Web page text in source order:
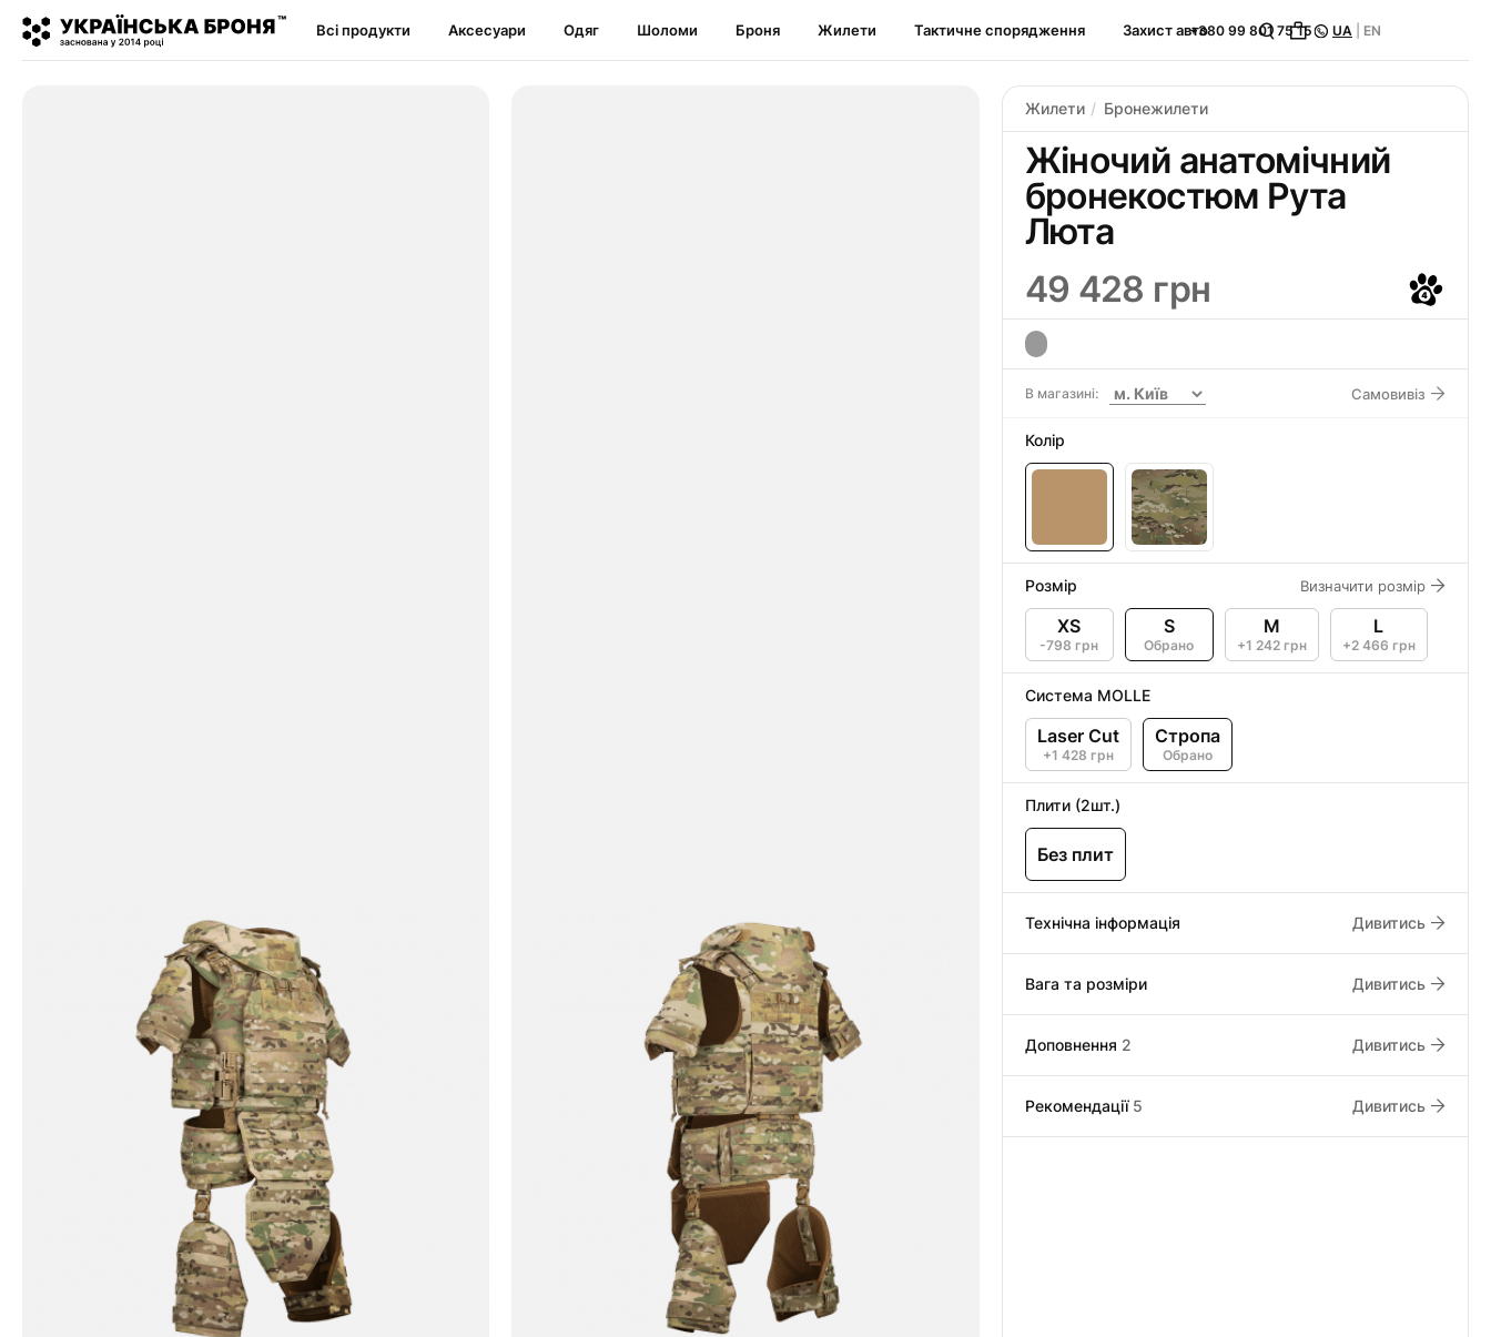
+380 99 801 75 15 UA EN
Всі продукти Аксесуари Одяг Шоломи Броня Жилети Тактичне спорядження Захист авто
Жилети Бронежилети
Жіночий анатомічний
бронекостюм Рута
Люта
49 428 грн
В магазині: Самовивіз
Колір
Розмір Визначити розмір
XS
-798 грн
S
Обрано
M
+1 242 грн
L
+2 466 грн
Система MOLLE
Laser Cut
+1 428 грн
Стропа
Обрано
Плити (2шт.)
Без плит
Технічна інформація Дивитись
Вага та розміри Дивитись
Доповнення 2 Дивитись
Рекомендації 5 Дивитись